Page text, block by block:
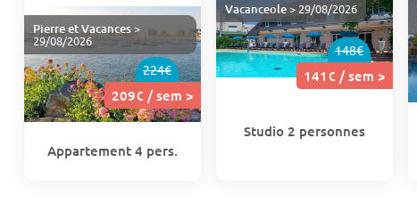
224€
209€ / sem >
Pierre et Vacances>
29/08/2026
Appartement 4 pers.
148€
141€ / sem >
Vacanceole> 29/08/2026
Studio 2 personnes